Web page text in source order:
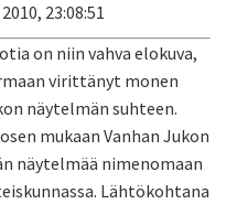
23:08:51
on niin vahva elokuva,
virittänyt monen
näytelmän suhteen.
mukaan Vanhan Jukon
näytelmää nimenomaan
Lähtökohtana